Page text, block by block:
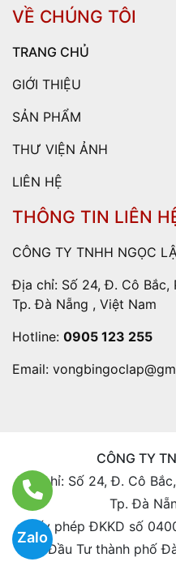
Zalo
VỀ CHÚNG TÔI
TRANG CHỦ
GIỚI THIỆU
SẢN PHẨM
THƯ VIỆN ẢNH
LIÊN HỆ
THÔNG TIN LIÊN
CÔNG TY TNHH NGỌC
Địa chỉ: Số 24, Đ. Cô Bắc,
Tp. Đà Nẵng , Việt Nam
Hotline: 0905 123 255
Email:
CÔNG TY
Địa chỉ: Số 24, Đ. Cô
Tp. Đà
Giấy phép ĐKKD số
Và Đầu Tư thành phố